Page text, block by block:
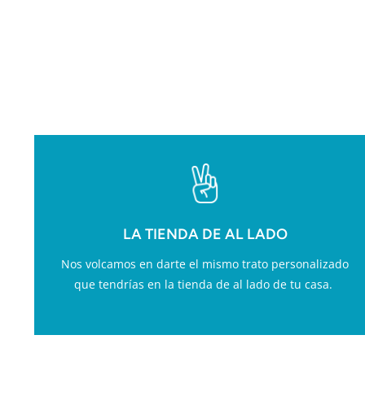
LA TIENDA DE AL LADO
Nos volcamos en darte el mismo trato personalizado
que tendrías en la tienda de al lado de tu casa.